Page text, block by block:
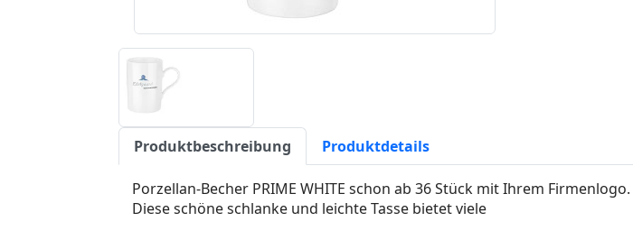
Produktbeschreibung Produktdetails
Porzellan-Becher PRIME WHITE schon ab 36 Stück mit Ihrem Firmenlogo.
Diese schöne schlanke und leichte Tasse bietet viele